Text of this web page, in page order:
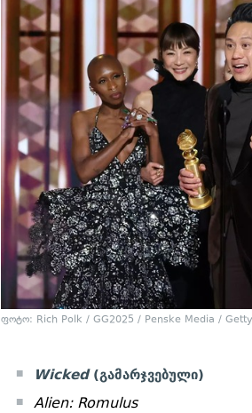
ფოტო: Rich Polk / GG2025 / Penske Media / Getty
Wicked(გამარჯვებული)
Alien: Romulus